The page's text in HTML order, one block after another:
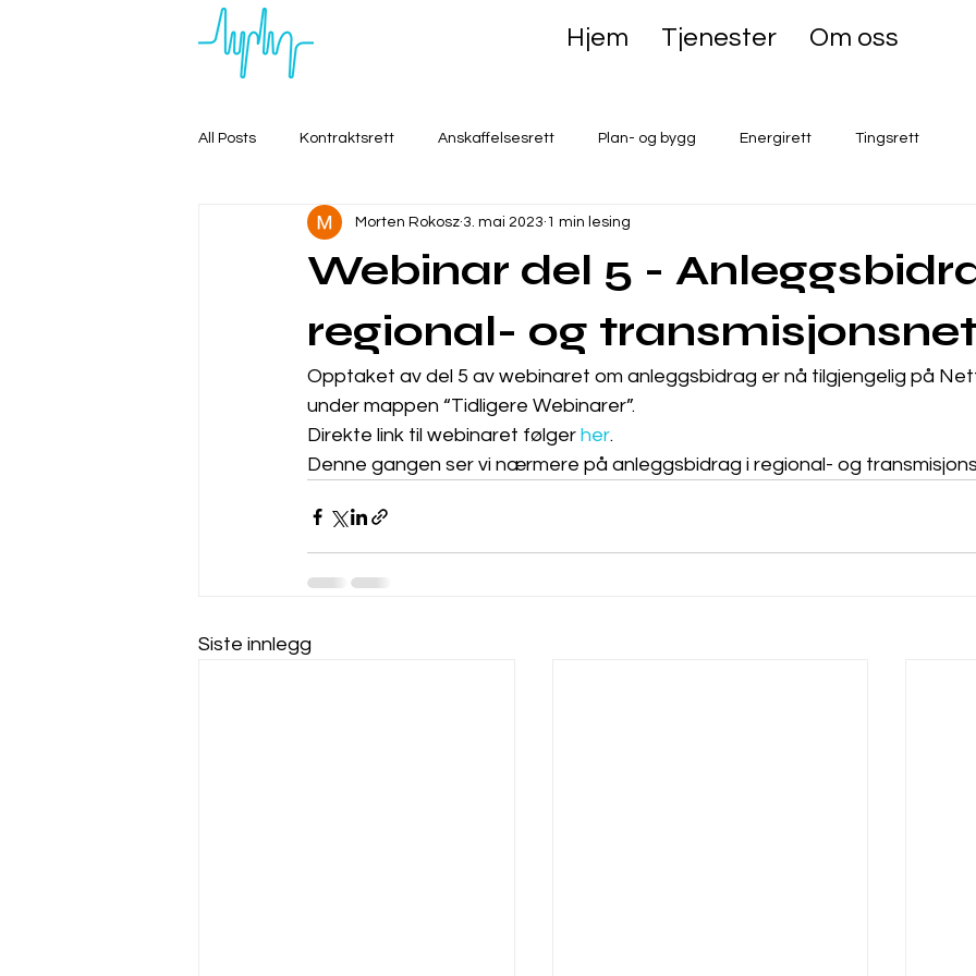
Hjem Tjenester Om oss
All Posts Kontraktsrett Anskaffelsesrett Plan- og bygg Energirett Tingsrett
Webinar del 5 -
regional- og
Morten Rokosz 3. mai 2023 1 min lesing
Opptaket av del 5 av webinaret om anleggsbidrag er nå tilgjengelig på
under mappen “Tidligere Webinarer”.
Direkte link til webinaret følger her.
Denne gangen ser vi nærmere på anleggsbidrag i regional- og
Siste innlegg